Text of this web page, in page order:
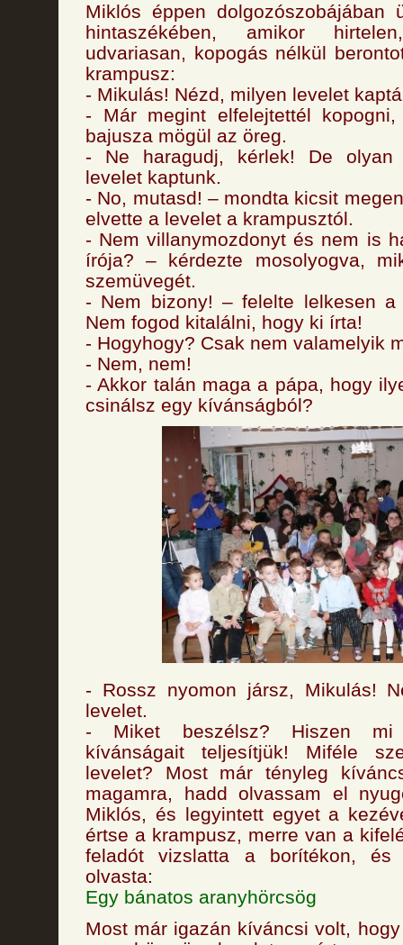
Miklós éppen dolgozószobájában
hintaszékében, amikor
udvariasan, kopogás nélkül
krampusz:
- Mikulás! Nézd, milyen levelet
- Már megint elfelejtettél
bajusza mögül az öreg.
- Ne haragudj, kérlek! De olyan
levelet kaptunk.
- No, mutasd! – mondta kicsit
elvette a levelet a krampusztól.
- Nem villanymozdonyt és nem is
írója? – kérdezte mosolyogva,
szemüvegét.
- Nem bizony! – felelte lelkesen
Nem fogod kitalálni, hogy ki írta!
- Hogyhogy? Csak nem valamelyik
- Nem, nem!
- Akkor talán maga a pápa, hogy
csinálsz egy kívánságból?
- Rossz nyomon jársz, Mikulás!
levelet.
- Miket beszélsz? Hiszen mi
kívánságait teljesítjük! Miféle
levelet? Most már tényleg
magamra, hadd olvassam el
Miklós, és legyintett egyet a
értse a krampusz, merre van a
feladót vizslatta a borítékon, és
olvasta:
Egy bánatos aranyhörcsög
Most már igazán kíváncsi volt,